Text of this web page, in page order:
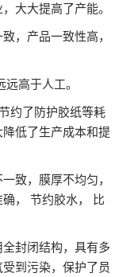
大大提高了产能。
，产品一致性高，
高于人工。
约了防护胶纸等耗
低了生产成本和提
致，膜厚不均匀，
， 节约胶水， 比
封闭结构，具有多
到污染，保护了员